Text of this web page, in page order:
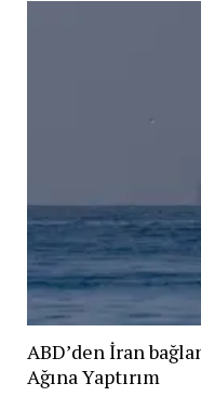
ABD’den İran
Ağına Yaptırım